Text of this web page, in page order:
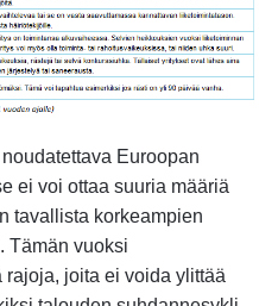
Euroopan
ei voi ottaa suuria määriä
tavallista korkeampien
Tämän vuoksi
joita ei voida ylittää